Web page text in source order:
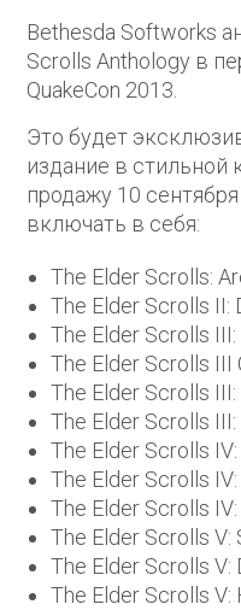
Bethesda Softworks
Scrolls Anthology в
QuakeCon 2013.
Это будет
издание в стильной
продажу 10
включать в себя:
The Elder Scrolls:
The Elder Scrolls II:
The Elder Scrolls
The Elder Scrolls III
The Elder Scrolls III:
The Elder Scrolls
The Elder Scrolls
The Elder Scrolls
The Elder Scrolls
The Elder Scrolls V:
The Elder Scrolls V:
The Elder Scrolls V: